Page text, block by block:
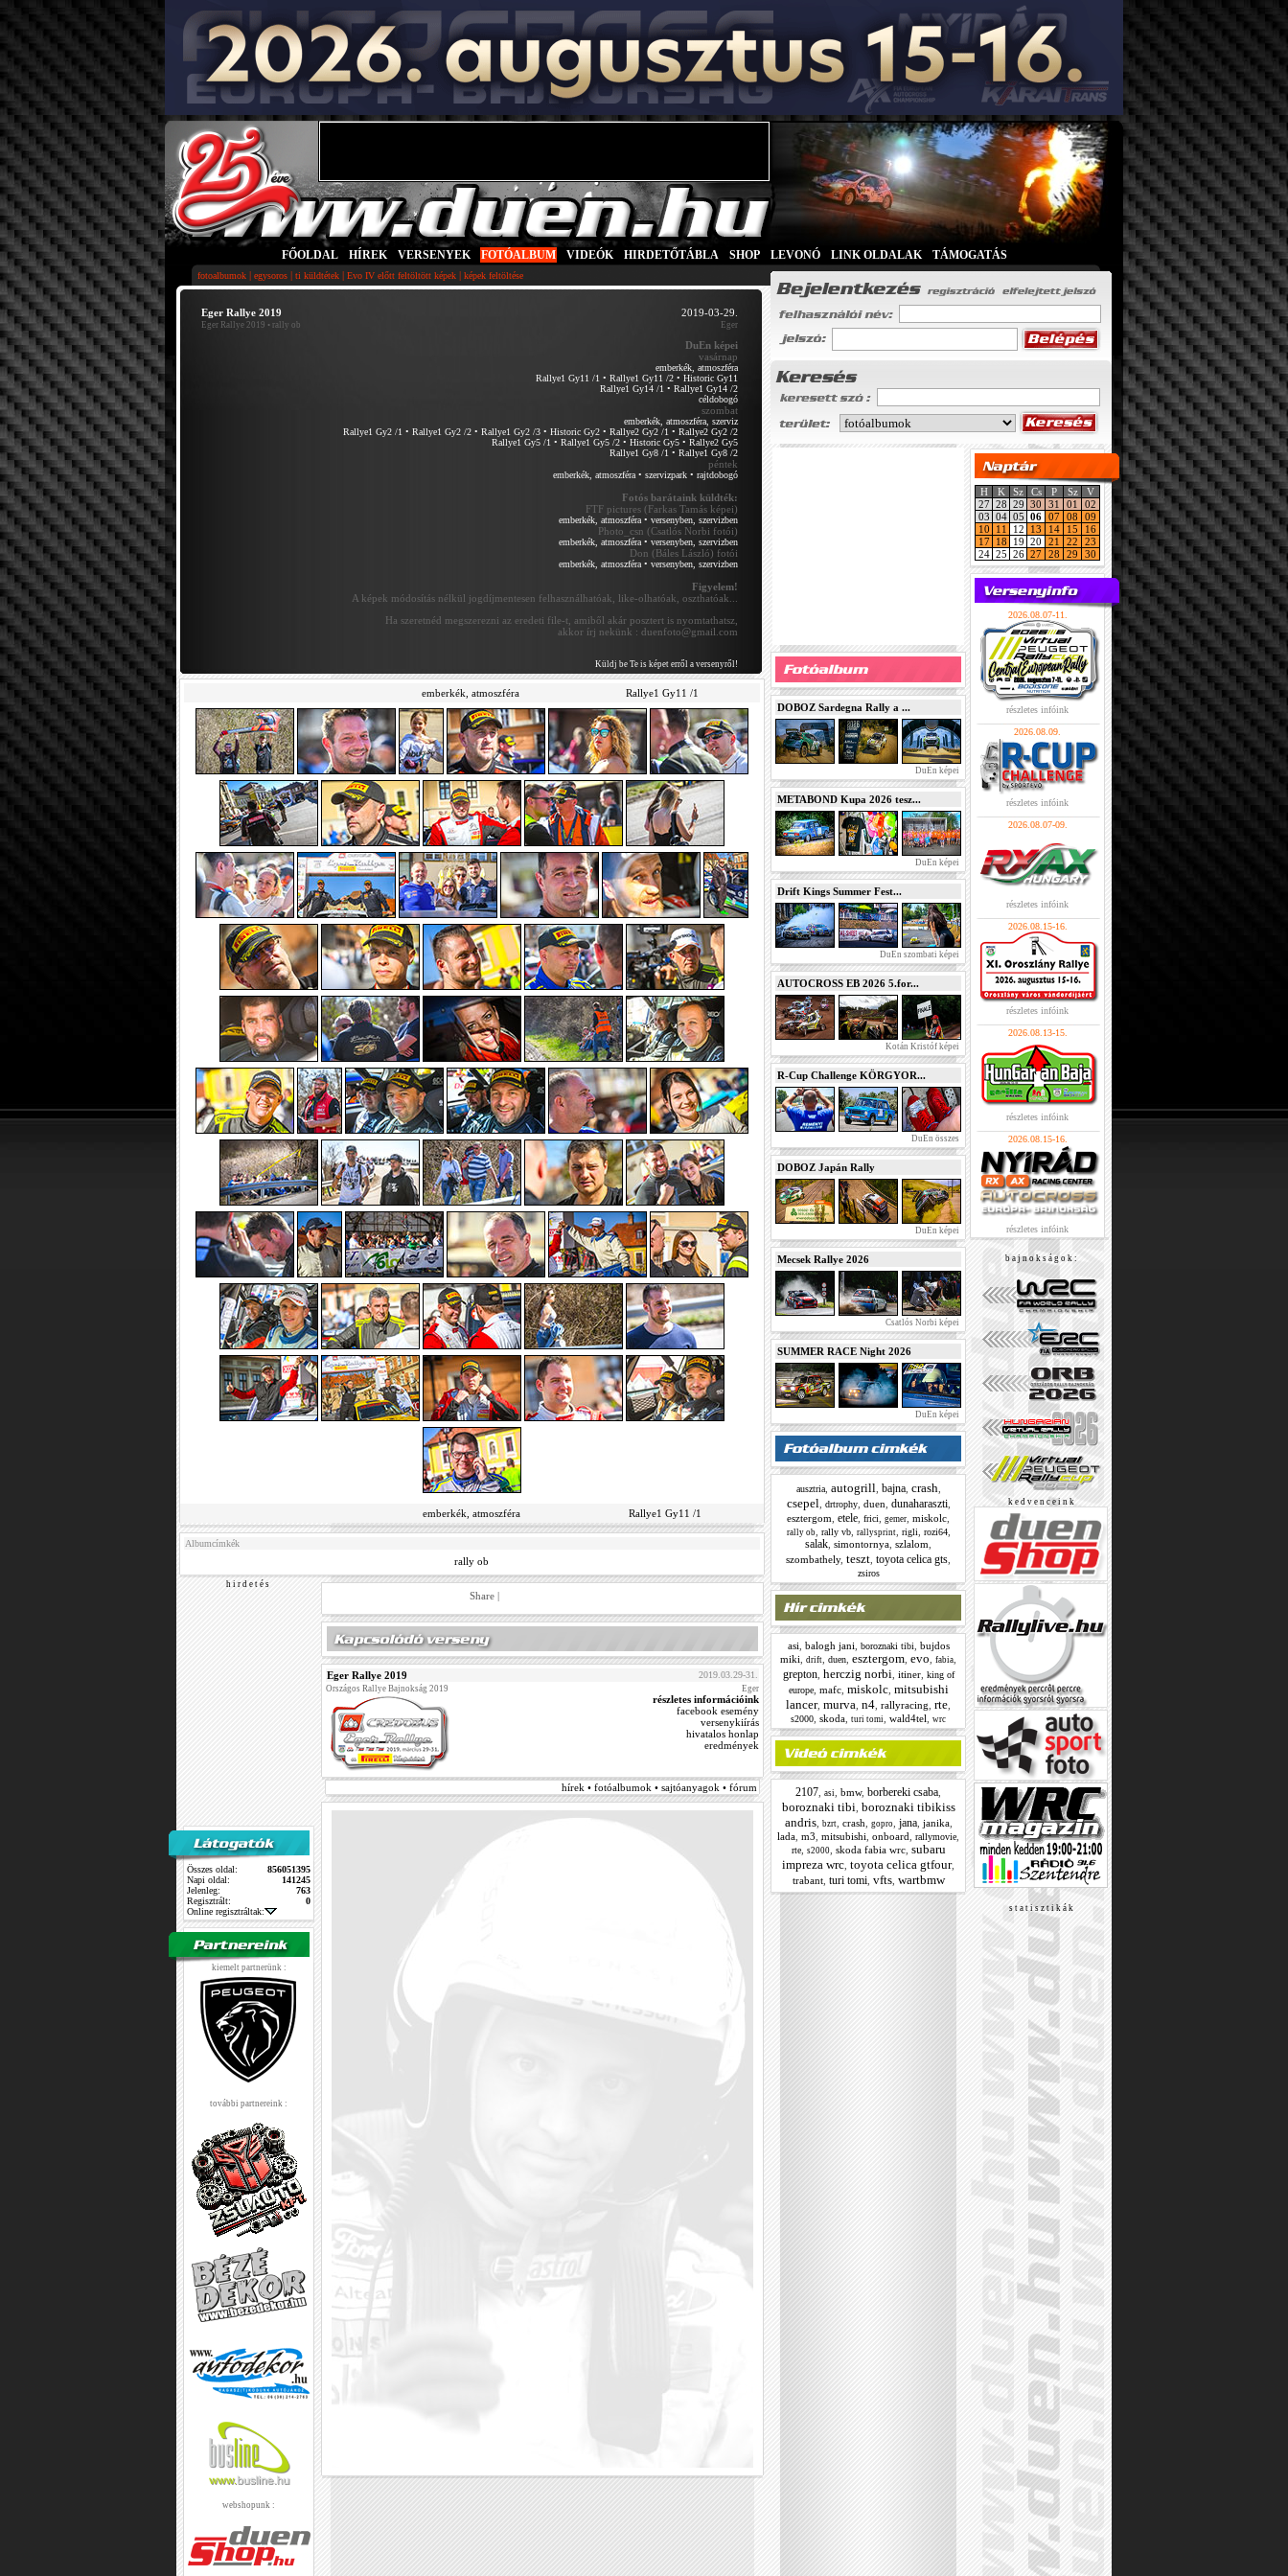
FŐOLDAL HÍREK VERSENYEK FOTÓALBUM VIDEÓK HIRDETŐTÁBLA SHOP LEVONÓ LINK OLDALAK TÁMOGATÁS
fotoalbumok | egysoros | ti küldtétek | Evo IV előtt feltöltött képek | képek feltöltése
Eger Rallye 2019
Eger Rallye 2019 • rally ob
2019-03-29.
Eger
DuEn képei
vasárnap
emberkék, atmoszféra
Rallye1 Gy11 /1 • Rallye1 Gy11 /2• Historic Gy11
Rallye1 Gy14 /1 • Rallye1 Gy14 /2
céldobogó
szombat
emberkék, atmoszféra, szerviz
Rallye1 Gy2 /1 • Rallye1 Gy2 /2• Rallye1 Gy2 /3• Historic Gy2• Rallye2 Gy2 /1 • Rallye2 Gy2 /2
Rallye1 Gy5 /1 • Rallye1 Gy5 /2• Historic Gy5• Rallye2 Gy5
Rallye1 Gy8 /1 • Rallye1 Gy8 /2
péntek
emberkék, atmoszféra• szervizpark• rajtdobogó
Fotós barátaink küldték:
FTF pictures (Farkas Tamás képei)
emberkék, atmoszféra• versenyben, szervizben
Photo_csn (Csatlós Norbi fotói)
emberkék, atmoszféra• versenyben, szervizben
Don (Báles László) fotói
emberkék, atmoszféra• versenyben, szervizben
Figyelem!
A képek módosítás nélkül jogdíjmentesen felhasználhatóak, like-olhatóak, oszthatóak...
Ha szeretnéd megszerezni az eredeti file-t, amiből akár posztert is nyomtathatsz,
akkor írj nekünk : duenfoto@gmail.com
Küldj be Te is képet erről a versenyről!
emberkék, atmoszféra Rallye1 Gy11 /1
emberkék, atmoszféra Rallye1 Gy11 /1
Albumcímkék
rally ob
h i r d e t é s
Összes oldal:
856051395
Napi oldal:
141245
Jelenleg:
763
Regisztrált:
0
Online regisztráltak:
kiemelt partnerünk :
további partnereink :
webshopunk :
Share |
Eger Rallye 2019 2019.03.29-31.
Országos Rallye Bajnokság 2019 Eger
részletes információink
facebook esemény
versenykiírás
hivatalos honlap
eredmények
hírek • fotóalbumok • sajtóanyagok • fórum
DOBOZ Sardegna Rally a ...
DuEn képei
METABOND Kupa 2026 tesz...
DuEn képei
Drift Kings Summer Fest...
DuEn szombati képei
AUTOCROSS EB 2026 5.for...
Kotán Kristóf képei
R-Cup Challenge KÖRGYOR...
DuEn összes
DOBOZ Japán Rally
DuEn képei
Mecsek Rallye 2026
Csatlós Norbi képei
SUMMER RACE Night 2026
DuEn képei
ausztria, autogrill bajna, crash
csepel drtrophy, duen dunaharaszti,
esztergom etele frici gemer miskolc
rally ob, rally vb, rallysprint, rigli rozi64,
salak simontornya szlalom
szombathely, teszt toyota celica gts
zsiros
asi balogh jani boroznaki tibi
bujdos
miki
drift duen esztergom evo fabia
grepton, herczig norbi itiner, king of
europe, mafc, miskolc, mitsubishi
lancer, murva n4 rallyracing rte
s2000 skoda turi tomi wald4tel wrc
2107 asi bmw, borbereki csaba
boroznaki tibi boroznaki tibikiss
andris, bzrt, crash gopro, jana, janika,
lada m3 mitsubishi onboard rallymovie
rte, s2000, skoda fabia wrc, subaru
impreza wrc toyota celica gtfour,
trabant, turi tomi, vfts, wartbmw
H K Sz Cs P Sz
V
27 28 29 30 31 01
02
03 04 05 06 07 08
09
10
11 12 13 14 15
16
17
18 19 20 21 22
23
24 25 26 27 28 29 30
2026.08.07-11.
részletes infóink
2026.08.09.
részletes infóink
2026.08.07-09.
részletes infóink
2026.08.15-16.
részletes infóink
2026.08.13-15.
részletes infóink
2026.08.15-16.
részletes infóink
b a j n o k s á g o k :
k e d v e n c e i n k
s t a t i s z t i k á k